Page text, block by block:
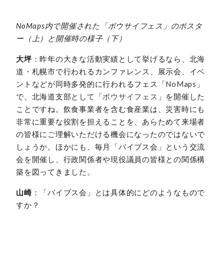
NoMaps内で開催された「ボウサイフェス」のポスタ
ー（上）と開催時の様子（下）
大坪 ：昨年の大きな活動実績として挙げるなら、北海
道・札幌市で行われるカンファレンス、展示会、イベ
ントなどが同時多発的に行われるフェス「NoMaps 」
で、北海道支部として「ボウサイフェス 」を開催した
ことですね。飲食事業者を含む食産業は、災害時にも
非常に重要な役割を担えることを、あらためて来場者
の皆様にご理解いただける機会になったのではないで
しょうか。ほかにも、毎月「バイブス会」という交流
会を開催し、行政関係者や現役議員の皆様との関係構
築を図ってきました。
山崎：「バイブス会」とは具体的にどのようなもので
すか？